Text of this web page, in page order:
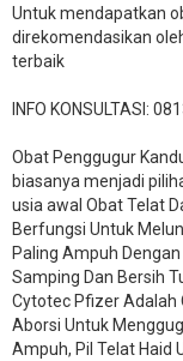
Untuk mendapatkan
direkomendasikan
terbaik
INFO KONSULTASI:
​Obat Penggugur
biasanya menjadi
usia awal Obat Telat
Berfungsi Untuk
Paling Ampuh
Samping Dan Bersih
Cytotec Pfizer Adalah
Aborsi Untuk
Ampuh, Pil Telat Haid